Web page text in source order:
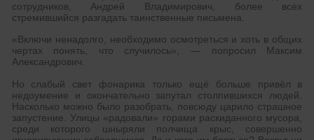
сотрудников, Андрей Владимирович, более всех
стремившийся разгадать таинственные письмена.
«Включи ненадолго, необходимо осмотреться и хоть в общих
чертах понять, что случилось», — попросил Максим
Александрович.
Но слабый свет фонарика только ещё больше привёл в
недоумение и окончательно запутал столпившихся людей.
Насколько можно было разобрать, повсюду царило страшное
запустение. Улицы «радовали» горами раскиданного мусора,
среди которого шныряли полчища крыс, совершенно